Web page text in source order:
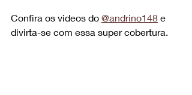
Confira os videos do @andrino148 e
divirta-se com essa super cobertura.